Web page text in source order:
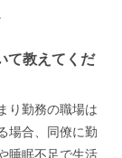
て教えてくだ
り勤務の職場は
場合、同僚に勤
睡眠不足で生活